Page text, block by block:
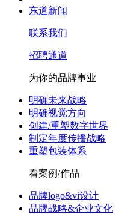
东道新闻
联系我们
招聘通道
为你的品牌事业
明确未来战略
明确视觉方向
创建/重塑数字世界
制定年度传播战略
重塑包装体系
看案例/作品
品牌logo&vi设计
品牌战略&企业文化